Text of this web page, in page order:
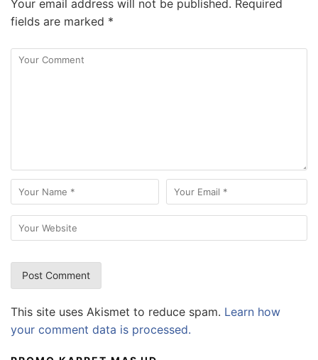
Your email address will not be published. Required
fields are marked *
This site uses Akismet to reduce spam. Learn how
your comment data is processed.